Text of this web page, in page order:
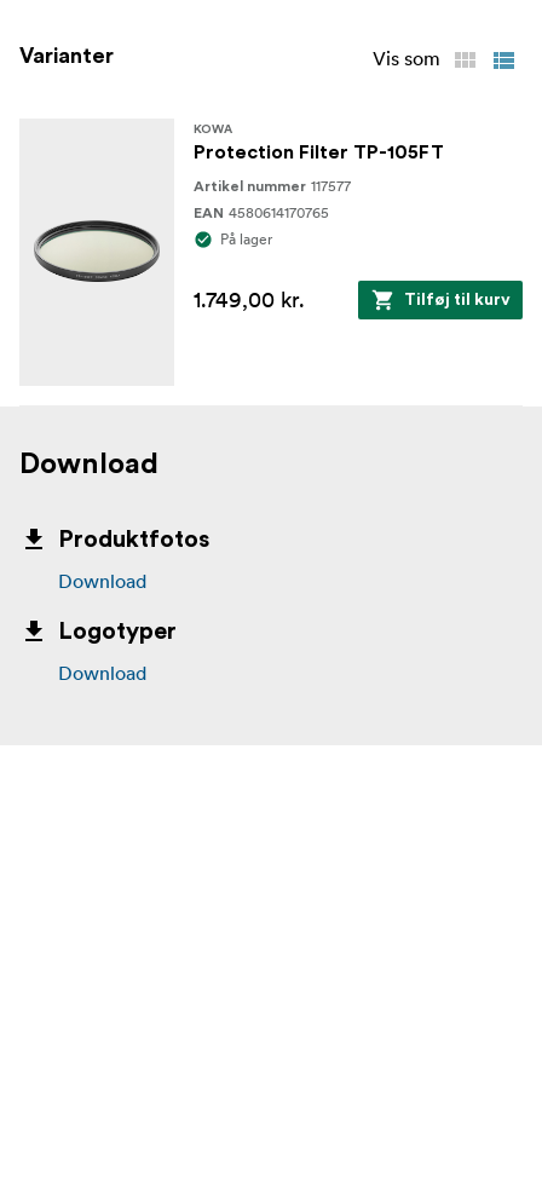
Varianter Vis som
KOWA
Protection Filter TP-105FT
Artikel nummer 117577
EAN 4580614170765
På lager
1.749,00 kr. Tilføj til kurv
Download
Produktfotos
Download
Logotyper
Download